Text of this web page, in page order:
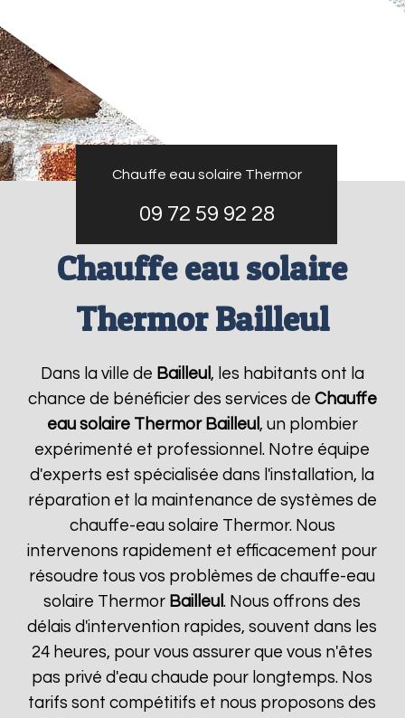
Chauffe eau solaire Thermor
09 72 59 92 28
Chauffe eau solaire
Thermor Bailleul
Dans la ville de Bailleul , les habitants ont la
chance de bénéficier des services de Chauffe
eau solaire Thermor Bailleul , un plombier
expérimenté et professionnel. Notre équipe
d'experts est spécialisée dans l'installation, la
réparation et la maintenance de systèmes de
chauffe-eau solaire Thermor. Nous
intervenons rapidement et efficacement pour
résoudre tous vos problèmes de chauffe-eau
solaire Thermor Bailleul. Nous offrons des
délais d'intervention rapides, souvent dans les
24 heures, pour vous assurer que vous n'êtes
pas privé d'eau chaude pour longtemps. Nos
tarifs sont compétitifs et nous proposons des